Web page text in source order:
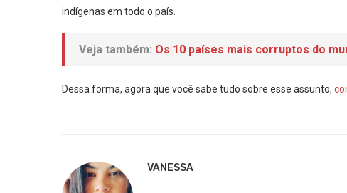
indígenas em todo o país.
Veja também: Os 10 países mais corruptos do
Dessa forma, agora que você sabe tudo sobre esse assunto,
VANESSA